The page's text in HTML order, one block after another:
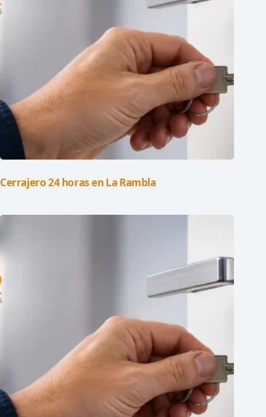
Cerrajero 24 horas en La Rambla